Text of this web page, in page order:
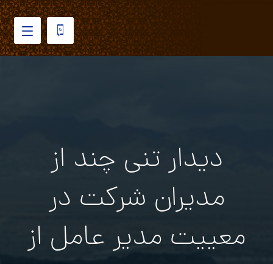
دیدار تنی چند از
مدیران شرکت در
معییت مدیر عامل از